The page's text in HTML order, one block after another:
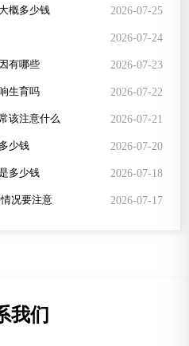
概多少钱 2026-07-25
2026-07-24
有哪些 2026-07-23
生育吗 2026-07-22
该注意什么 2026-07-21
少钱 2026-07-20
多少钱 2026-07-18
况要注意 2026-07-17
我们